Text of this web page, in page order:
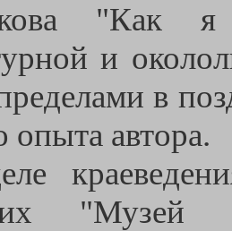
"Как
и
в
опыта автора.